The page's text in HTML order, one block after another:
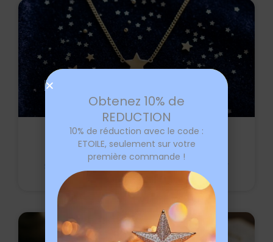
Étoile dans le ciel : signification,
symbolique et bijoux étoile à offrir
Obtenez 10% de
REDUCTION
10% de réduction avec le code :
ETOILE, seulement sur votre
première commande !